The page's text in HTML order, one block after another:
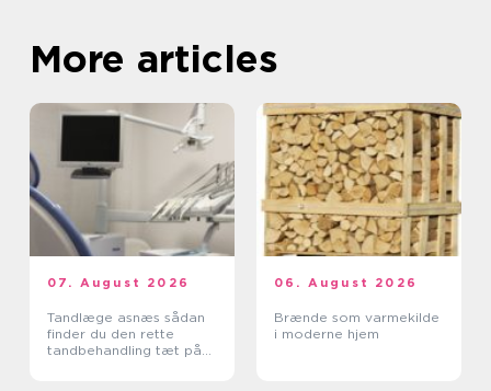
More articles
07. August 2026
Tandlæge asnæs sådan
finder du den rette
tandbehandling tæt på
06. August 2026
Brænde som varmekilde
i moderne hjem